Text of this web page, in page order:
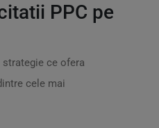
PPC pe
ce ofera
cele mai